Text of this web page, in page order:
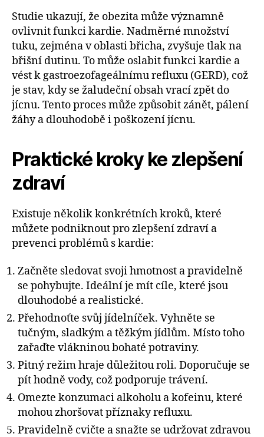
Studie ukazují, že obezita může významně
ovlivnit funkci kardie. Nadměrné množství
tuku, zejména v oblasti břicha, zvyšuje tlak na
břišní dutinu. To může oslabit funkci kardie a
vést k gastroezofageálnímu refluxu (GERD), což
je stav, kdy se žaludeční obsah vrací zpět do
jícnu. Tento proces může způsobit zánět, pálení
žáhy a dlouhodobě i poškození jícnu.
Praktické kroky ke zlepšení
zdraví
Existuje několik konkrétních kroků, které
můžete podniknout pro zlepšení zdraví a
prevenci problémů s kardie:
Začněte sledovat svoji hmotnost a pravidelně
se pohybujte. Ideální je mít cíle, které jsou
dlouhodobé a realistické.
Přehodnoťte svůj jídelníček. Vyhněte se
tučným, sladkým a těžkým jídlům. Místo toho
zařaďte vlákninou bohaté potraviny.
Pitný režim hraje důležitou roli. Doporučuje se
pít hodně vody, což podporuje trávení.
Omezte konzumaci alkoholu a kofeinu, které
mohou zhoršovat příznaky refluxu.
Pravidelně cvičte a snažte se udržovat zdravou